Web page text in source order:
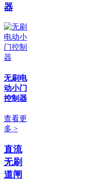
器
无刷电
动小门
控制器
查看更
多 >
直流
无刷
道闸